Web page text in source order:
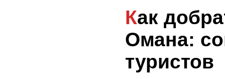
Как добраться до
Омана:
туристов